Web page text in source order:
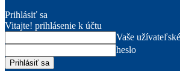
Prihlásiť sa
Vitajte! prihlásenie k účtu
Vaše
heslo